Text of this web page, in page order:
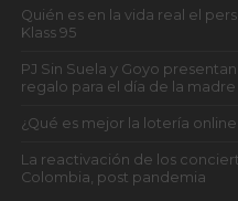
Quién es en la vida real el
Klass 95
PJ Sin Suela y Goyo
regalo para el día de la madre
¿Qué es mejor la lotería
La reactivación de los
Colombia, post pandemia